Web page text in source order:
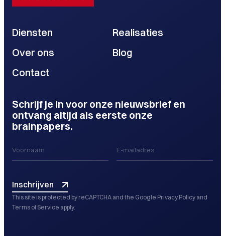
Diensten
Realisaties
Over ons
Blog
Contact
Schrijf je in voor onze nieuwsbrief en
ontvang altijd als eerste onze
brainpapers.
Inschrijven
This site is protected by reCAPTCHA and the Google Privacy Policy and
Terms of Service apply.